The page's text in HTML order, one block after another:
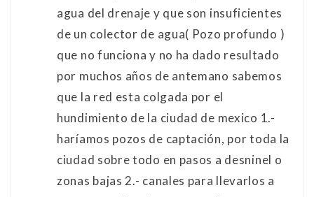
agua del drenaje y que son insuficientes
de un colector de agua( Pozo profundo )
que no funciona y no ha dado resultado
por muchos años de antemano sabemos
que la red esta colgada por el
hundimiento de la ciudad de mexico 1.-
haríamos pozos de captación, por toda la
ciudad sobre todo en pasos a desninel o
zonas bajas 2.- canales para llevarlos a